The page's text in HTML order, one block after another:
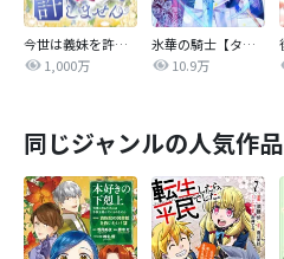
今世は義妹を許しません
1,000万
氷華の騎士【タテヨミ】
10.9万
同じジャンルの人気作品